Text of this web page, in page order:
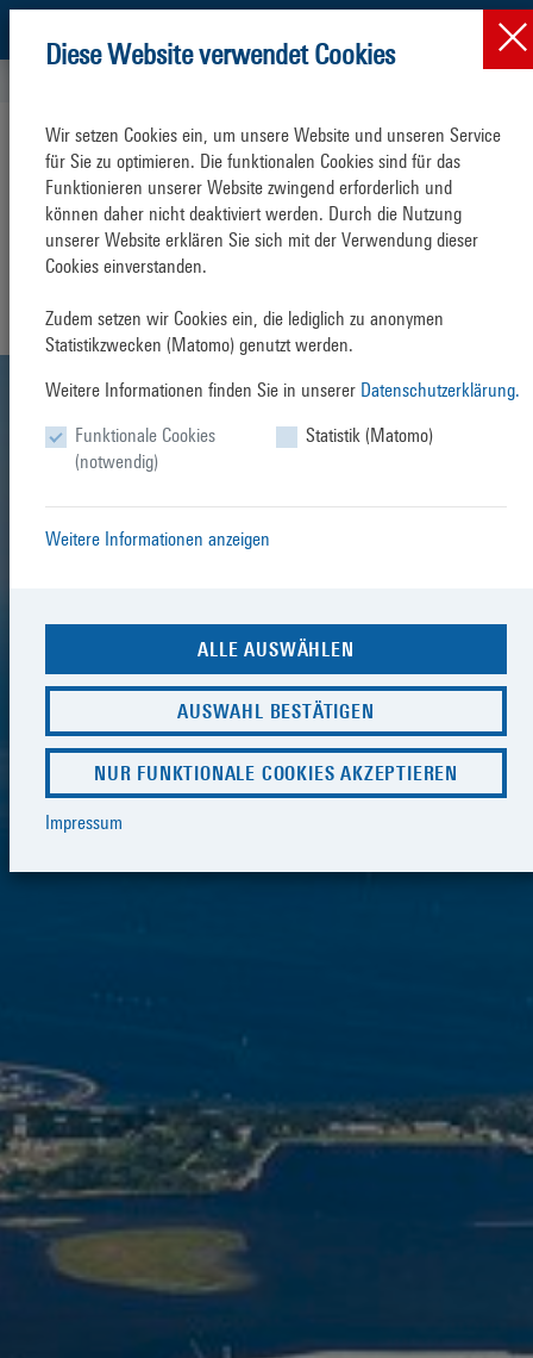
Accessible travellingCruise Terminal
Both the Warnemünde Cruise Center at berth P7 and the
Warnemünde Cruise Center at berth P8 are accessible even with the
ground and equipped with disabled facilities. You´ll get any assistance
Diese Website verwendet Cookies
Wir setzen Cookies ein, um unsere Website und unseren Service
für Sie zu optimieren. Die funktionalen Cookies sind für das
Funktionieren unserer Website zwingend erforderlich und
können daher nicht deaktiviert werden. Durch die Nutzung
unserer Website erklären Sie sich mit der Verwendung dieser
Cookies einverstanden.
Zudem setzen wir Cookies ein, die lediglich zu anonymen
Statistikzwecken (Matomo) genutzt werden.
Weitere Informationen finden Sie in unserer Datenschutzerklärung.
Funktionale Cookies
(notwendig)
Statistik (Matomo)
Weitere Informationen anzeigen
ALLE AUSWÄHLEN
AUSWAHL BESTÄTIGEN
NUR FUNKTIONALE COOKIES AKZEPTIEREN
Impressum